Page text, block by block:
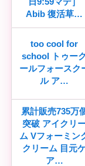
Abib 復活草…
too cool for
school トゥーク
ールフォースク
ル ア…
累計販売735万
突破 アイクリ
ム Vフォーミン
クリーム 目元
ア…